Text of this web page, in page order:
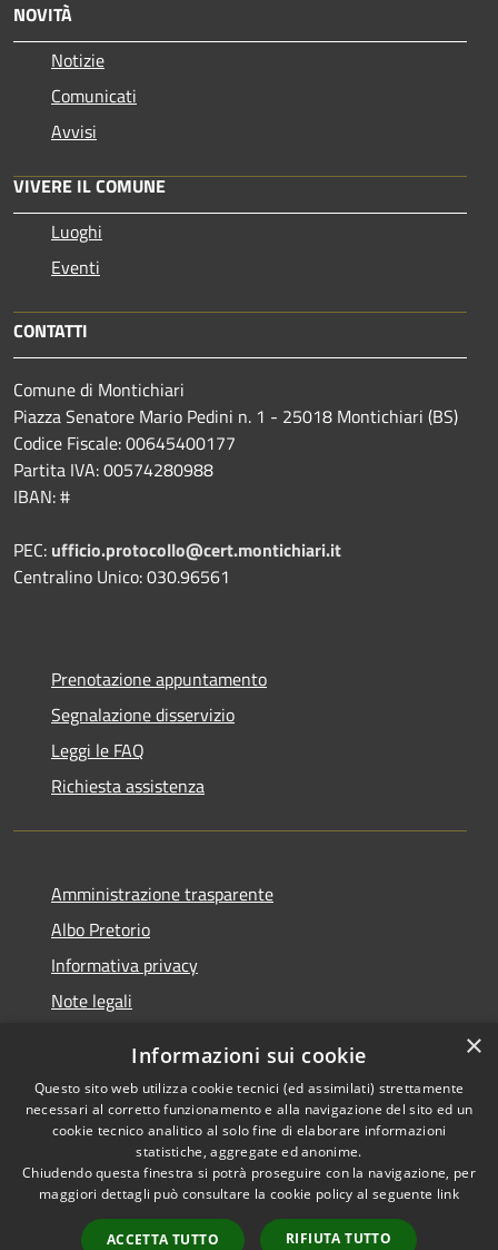
NOVITÀ
Notizie
Comunicati
Avvisi
VIVERE IL COMUNE
Luoghi
Eventi
CONTATTI
Comune di Montichiari
Piazza Senatore Mario Pedini n. 1 - 25018 Montichiari (BS)
Codice Fiscale: 00645400177
Partita IVA: 00574280988
IBAN: #
PEC: ufficio.protocollo@cert.montichiari.it
Centralino Unico: 030.96561
Prenotazione appuntamento
Segnalazione disservizio
Leggi le FAQ
Richiesta assistenza
Amministrazione trasparente
Albo Pretorio
Informativa privacy
Note legali
Whisteblowing
RSS
Accessibilità
Copyright © 2026 • Comune di
Municipium• Accesso
×
Informazioni sui cookie
Questo sito web utilizza cookie tecnici (ed assimilati) strettamente
necessari al corretto funzionamento e alla navigazione del sito ed un
cookie tecnico analitico al solo fine di elaborare informazioni
statistiche, aggregate ed anonime.
Chiudendo questa finestra si potrà proseguire con la navigazione, per
maggiori dettagli può consultare la cookie policy al seguente link
ACCETTA TUTTO RIFIUTA TUTTO